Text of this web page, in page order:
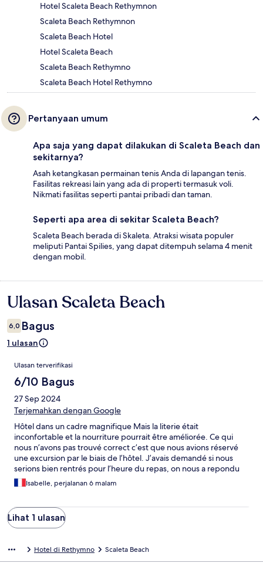
Hotel Scaleta Beach Rethymnon
Scaleta Beach Rethymnon
Scaleta Beach Hotel
Hotel Scaleta Beach
Scaleta Beach Rethymno
Scaleta Beach Hotel Rethymno
Pertanyaan umum
Apa saja yang dapat dilakukan di Scaleta Beach dan
sekitarnya?
Asah ketangkasan permainan tenis Anda di lapangan tenis.
Fasilitas rekreasi lain yang ada di properti termasuk voli.
Nikmati fasilitas seperti pantai pribadi dan taman.
Seperti apa area di sekitar Scaleta Beach?
Scaleta Beach berada di Skaleta. Atraksi wisata populer
meliputi Pantai Spilies, yang dapat ditempuh selama 4 menit
dengan mobil.
Ulasan
Ulasan Scaleta Beach
6,0 Bagus
1 ulasan
Ulasan
Ulasan terverifikasi
6/10 Bagus
27 Sep 2024
Terjemahkan dengan Google
Hôtel dans un cadre magnifique Mais la literie était
inconfortable et la nourriture pourrait être améliorée. Ce qui
nous n’avons pas trouvé correct c’est que nous avions réservé
une excursion par le biais de l’hôtel. J’avais demandé si nous
serions bien rentrés pour l’heure du repas, on nous a repondu
que oui, malheureusement nous sommes rentrés plus tard.
Notre guide a appelé l’hôtel pour prévenir, mais il n’a pas été
manger alors que les repas sont payés. De plus lorsque nous
partons à la journée il n’est pas possible non plus d’avoir un
panier repas pour le midi alors que le repas est payé également.
Isabelle, perjalanan 6 malam
Lihat 1 ulasan
Hotel di Rethymno Scaleta Beach